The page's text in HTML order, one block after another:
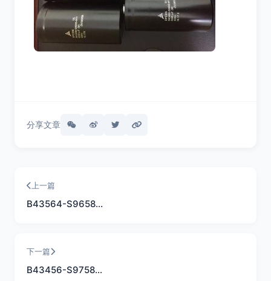
分享文章
上一篇
B43564-S9658…
下一篇
B43456-S9758…